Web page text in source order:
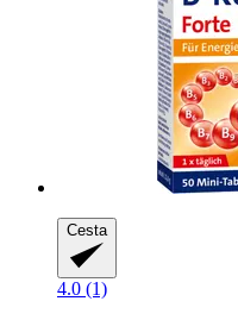
Cesta
4.0 (1)